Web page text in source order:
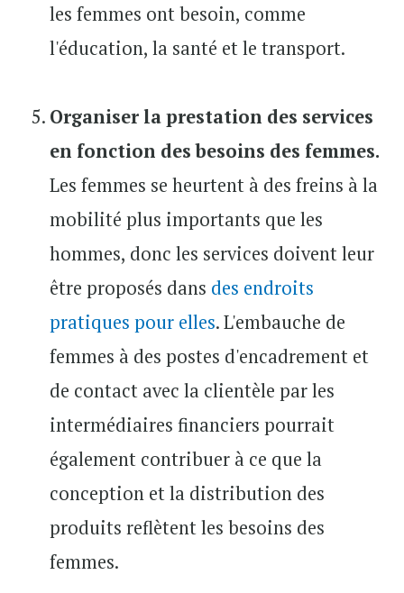
les femmes ont besoin, comme
l'éducation, la santé et le transport.
Organiser la prestation des services
en fonction des besoins des femmes.
Les femmes se heurtent à des freins à la
mobilité plus importants que les
hommes, donc les services doivent leur
être proposés dans des endroits
pratiques pour elles. L'embauche de
femmes à des postes d'encadrement et
de contact avec la clientèle par les
intermédiaires financiers pourrait
également contribuer à ce que la
conception et la distribution des
produits reflètent les besoins des
femmes.